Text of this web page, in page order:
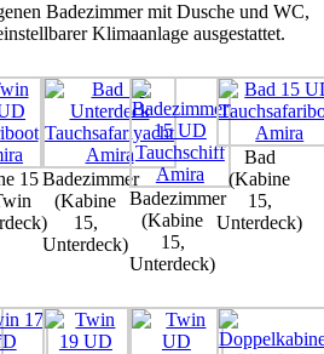
Badezimmer mit Dusche und WC,
Klimaanlage ausgestattet.
15Badezimmer
(Kabine
15,
Unterdeck)
Badezimmer
(Kabine
15,
Unterdeck)
Bad
(Kabine
15,
Unterdeck)